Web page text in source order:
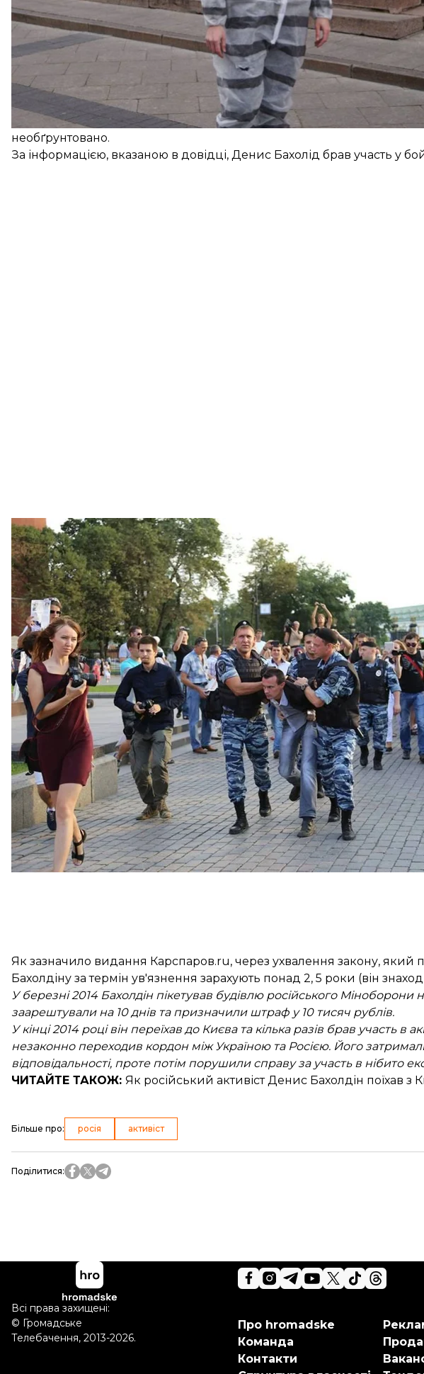
Натомість адвокатка Світлана Сідоркіна сказала, що довідка на
довідки не перевірена, бо ніяких запитів в Україну прокуратура
необґрунтовано.
За інформацією, вказаною в довідці, Денис Бахолід брав участь у
Ще один адвокат активіста Ілля Новіков зазначив, що за два роки
організації, що знімає з нього відповідальність. Сторона
Сам Бахолдін відмовився від останнього слова.
Після оголошення вироку деякі присутні в залі кричали «Ганьба».
Як зазначило видання Карспаров.ru, через ухвалення закону, який
Бахолдіну за термін ув'язнення зарахують понад 2, 5 роки (він
У березні 2014 Бахолдін пікетував будівлю російського
заарештували на 10 днів та призначили штраф у 10 тисяч рублів.
У кінці 2014 році він переїхав до Києва та кілька разів брав участь в
незаконно переходив кордон між Україною та Росією. Його
відповідальності, проте потім порушили справу за участь в нібито
ЧИТАЙТЕ ТАКОЖ: Як російський активіст Денис Бахолдін поїхав з
Більше про: росія активіст
Поділитися:
Про hromadske
Команда
Контакти
Всі права захищені:
© Громадське
Телебачення, 2013-2026.